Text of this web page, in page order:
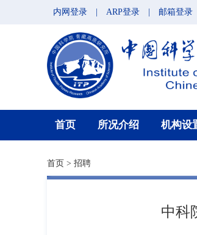
内网登录 ARP登录 邮箱登录
首页 所况介绍 机构设
首页 > 招聘
中科